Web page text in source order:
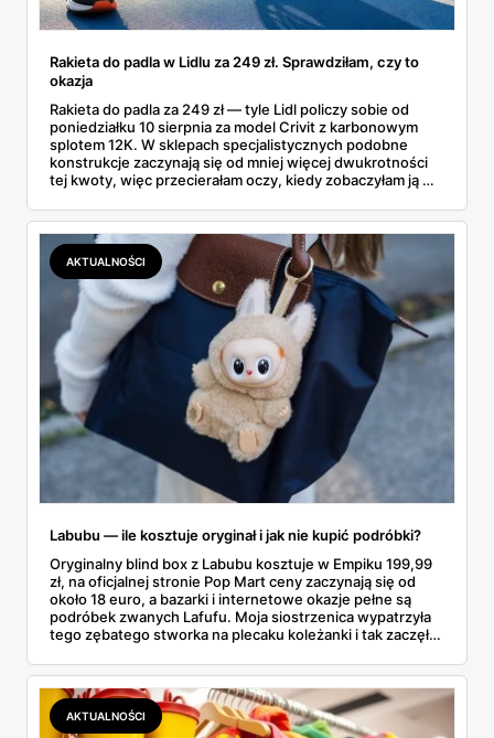
Rakieta do padla w Lidlu za 249 zł. Sprawdziłam, czy to
okazja
Rakieta do padla za 249 zł — tyle Lidl policzy sobie od
poniedziałku 10 sierpnia za model Crivit z karbonowym
splotem 12K. W sklepach specjalistycznych podobne
konstrukcje zaczynają się od mniej więcej dwukrotności
tej kwoty, więc przecierałam oczy, kiedy zobaczyłam ją w
najszybciej rosnący sport w Polsce: kortów przybywa
lawinowo, a chętnych jeszcze szybciej. Sprawdziłam, co
dokładnie dostajemy za te pieniądze i komu taka rakieta
faktycznie wystarczy.
AKTUALNOŚCI
Labubu — ile kosztuje oryginał i jak nie kupić podróbki?
Oryginalny blind box z Labubu kosztuje w Empiku 199,99
zł, na oficjalnej stronie Pop Mart ceny zaczynają się od
około 18 euro, a bazarki i internetowe okazje pełne są
podróbek zwanych Lafufu. Moja siostrzenica wypatrzyła
tego zębatego stworka na plecaku koleżanki i tak zaczęło
kosztuje i po czym poznać, że sprzedawca nie wciska nam
podróbki. Spisałam wszystko, czego się dowiedziałam —
łącznie z jedną wpadką, o której za chwilę.
AKTUALNOŚCI